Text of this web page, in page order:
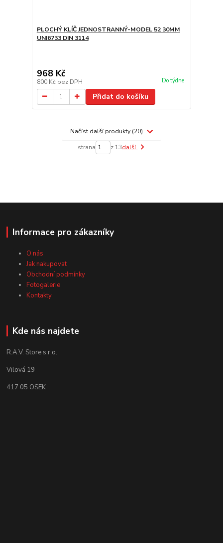
PLOCHÝ KLÍČ JEDNOSTRANNÝ-MODEL 52 30MM
UNI6733 DIN 3114
968 Kč
800 Kč bez DPH Do týdne
Přidat do košíku
Načíst další produkty (20)
strana z 13další
Informace pro zákazníky
O nás
Jak nakupovat
Obchodní podmínky
Fotogalerie
Kontakty
Kde nás najdete
R.A.V. Store s.r.o.
Vilová 19
417 05 OSEK